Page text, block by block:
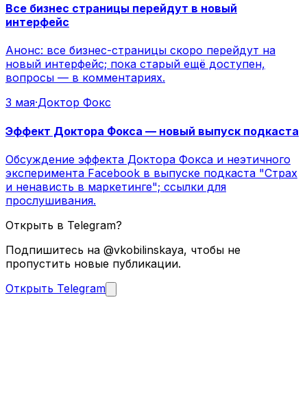
Все бизнес страницы перейдут в новый
интерфейс
Анонс: все бизнес-страницы скоро перейдут на
новый интерфейс; пока старый ещё доступен,
вопросы — в комментариях.
3 мая·Доктор Фокс
Эффект Доктора Фокса — новый выпуск подкаста
Обсуждение эффекта Доктора Фокса и неэтичного
эксперимента Facebook в выпуске подкаста "Страх
и ненависть в маркетинге"; ссылки для
прослушивания.
Открыть в Telegram?
Подпишитесь на @vkobilinskaya, чтобы не
пропустить новые публикации.
Открыть Telegram